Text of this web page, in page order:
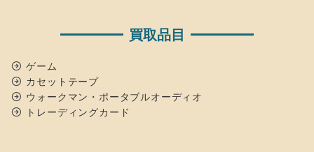
買取品目
ゲーム
カセットテープ
ウォークマン・ポータブルオーディオ
トレーディングカード